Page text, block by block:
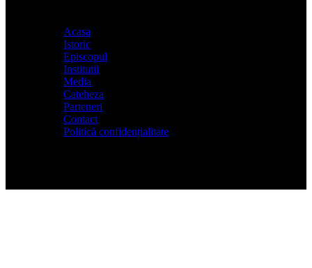
Acasa
Istoric
Episcopul
Institutii
Media
Cateheza
Parteneri
Contact
Politică confidențialitate